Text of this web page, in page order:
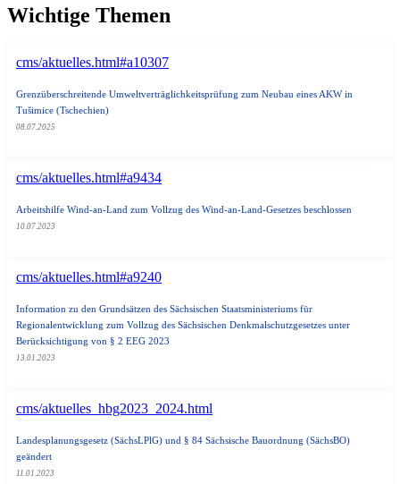
Wichtige Themen
cms/aktuelles.html#a10307
Grenzüberschreitende Umweltverträglichkeitsprüfung zum Neubau eines AKW in
Tušimice (Tschechien)
08.07.2025
cms/aktuelles.html#a9434
Arbeitshilfe Wind-an-Land zum Vollzug des Wind-an-Land-Gesetzes beschlossen
10.07.2023
cms/aktuelles.html#a9240
Information zu den Grundsätzen des Sächsischen Staatsministeriums für
Regionalentwicklung zum Vollzug des Sächsischen Denkmalschutzgesetzes unter
Berücksichtigung von § 2 EEG 2023
13.01.2023
cms/aktuelles_hbg2023_2024.html
Landesplanungsgesetz (SächsLPlG) und § 84 Sächsische Bauordnung (SächsBO)
geändert
11.01.2023